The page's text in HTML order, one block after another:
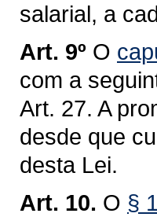
salarial, a
Art. 9º O
com a
Art. 27. A
desde que
desta Lei.
Art. 10. O §